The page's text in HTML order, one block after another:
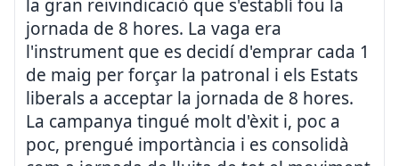
la gran reivindicació que s'establí fou la
jornada de 8 hores. La vaga era
l'instrument que es decidí d'emprar cada 1
de maig per forçar la patronal i els Estats
liberals a acceptar la jornada de 8 hores.
La campanya tingué molt d'èxit i, poc a
poc, prengué importància i es consolidà